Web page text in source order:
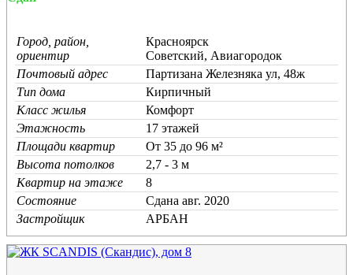
Город, район,
ориентир
Красноярск
Советский, Авиагородок
Почтовый адрес
Партизана Железняка ул, 48ж
Тип дома
Кирпичный
Класс жилья
Комфорт
Этажность
17 этажей
Площади квартир
От 35 до 96 м²
Высота потолков
2,7 - 3 м
Квартир на этаже
8
Состояние
Cдана авг. 2020
Застройщик
АРБАН